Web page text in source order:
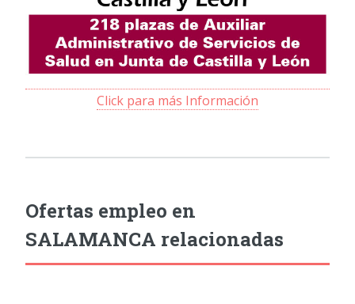
Click para más Información
Ofertas empleo en
SALAMANCA relacionadas